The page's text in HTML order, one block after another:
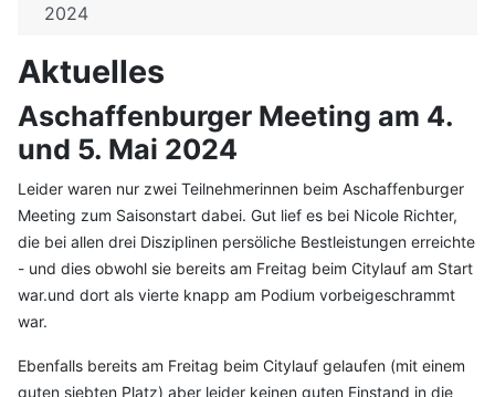
2024
Aktuelles
Aschaffenburger Meeting am 4.
und 5. Mai 2024
Leider waren nur zwei Teilnehmerinnen beim Aschaffenburger
Meeting zum Saisonstart dabei. Gut lief es bei Nicole Richter,
die bei allen drei Disziplinen persöliche Bestleistungen erreichte
- und dies obwohl sie bereits am Freitag beim Citylauf am Start
war.und dort als vierte knapp am Podium vorbeigeschrammt
war.
Ebenfalls bereits am Freitag beim Citylauf gelaufen (mit einem
guten siebten Platz) aber leider keinen guten Einstand in die